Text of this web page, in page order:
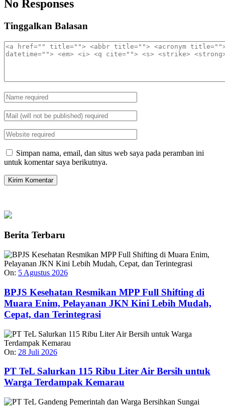
No Responses
Tinggalkan Balasan
Simpan nama, email, dan situs web saya pada peramban ini
untuk komentar saya berikutnya.
Berita Terbaru
On: 5 Agustus 2026
BPJS Kesehatan Resmikan MPP Full Shifting di
Muara Enim, Pelayanan JKN Kini Lebih Mudah,
Cepat, dan Terintegrasi
On: 28 Juli 2026
PT TeL Salurkan 115 Ribu Liter Air Bersih untuk
Warga Terdampak Kemarau